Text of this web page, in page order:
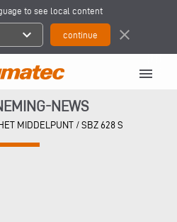
to see local content
expand_more close
menu
NEWS
MIDDELPUNT / SBZ 628 S